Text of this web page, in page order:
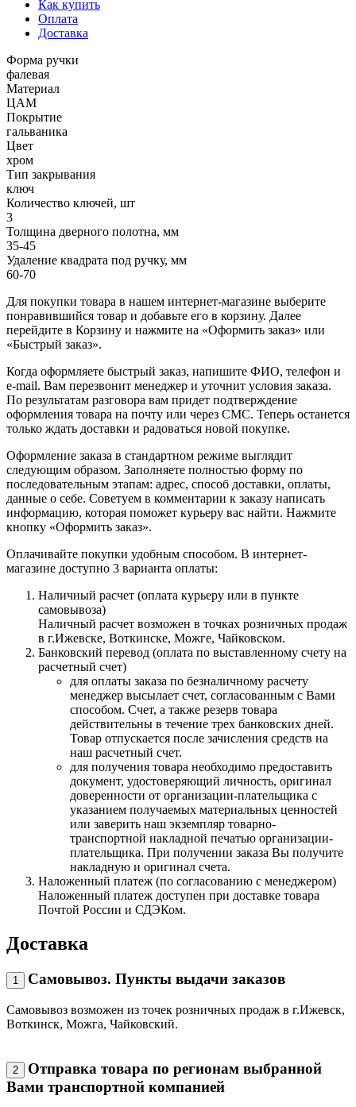
Как купить
Оплата
Доставка
Форма ручки
фалевая
Материал
ЦАМ
Покрытие
гальваника
Цвет
хром
Тип закрывания
ключ
Количество ключей, шт
3
Толщина дверного полотна, мм
35-45
Удаление квадрата под ручку, мм
60-70
Для покупки товара в нашем интернет-магазине выберите
понравившийся товар и добавьте его в корзину. Далее
перейдите в Корзину и нажмите на «Оформить заказ» или
«Быстрый заказ».
Когда оформляете быстрый заказ, напишите ФИО, телефон и
e-mail. Вам перезвонит менеджер и уточнит условия заказа.
По результатам разговора вам придет подтверждение
оформления товара на почту или через СМС. Теперь останется
только ждать доставки и радоваться новой покупке.
Оформление заказа в стандартном режиме выглядит
следующим образом. Заполняете полностью форму по
последовательным этапам: адрес, способ доставки, оплаты,
данные о себе. Советуем в комментарии к заказу написать
информацию, которая поможет курьеру вас найти. Нажмите
кнопку «Оформить заказ».
Оплачивайте покупки удобным способом. В интернет-
магазине доступно 3 варианта оплаты:
Наличный расчет (оплата курьеру или в пункте
самовывоза)
Наличный расчет возможен в точках розничных продаж
в г.Ижевске, Воткинске, Можге, Чайковском.
Банковский перевод (оплата по выставленному счету на
расчетный счет)
для оплаты заказа по безналичному расчету
менеджер высылает счет, согласованным с Вами
способом. Счет, а также резерв товара
действительны в течение трех банковских дней.
Товар отпускается после зачисления средств на
наш расчетный счет.
для получения товара необходимо предоставить
документ, удостоверяющий личность, оригинал
доверенности от организации-плательщика с
указанием получаемых материальных ценностей
или заверить наш экземпляр товарно-
транспортной накладной печатью организации-
плательщика. При получении заказа Вы получите
накладную и оригинал счета.
Наложенный платеж (по согласованию с менеджером)
Наложенный платеж доступен при доставке товара
Почтой России и СДЭКом.
Доставка
1 Самовывоз. Пункты выдачи заказов
Самовывоз возможен из точек розничных продаж в г.Ижевск,
Воткинск, Можга, Чайковский.
2
Отправка товара по регионам выбранной
Вами транспортной компанией